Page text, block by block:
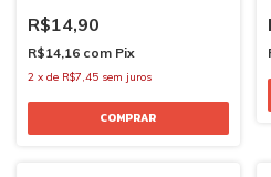
R$14,90
R$14,16 com Pix
2 x de R$7,45 sem juros